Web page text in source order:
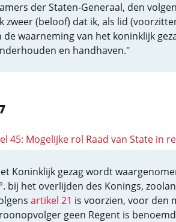
der Staten-Generaal, den
zweer (beloof) dat ik, als lid
de waarneming van het koninklijk
en handhaven."
45: Mogelijke rol Raad van State in
Koninklijk gezag wordt
bij het overlijden des Konings,
artikel 21 is voorzien, voor den
geen Regent is